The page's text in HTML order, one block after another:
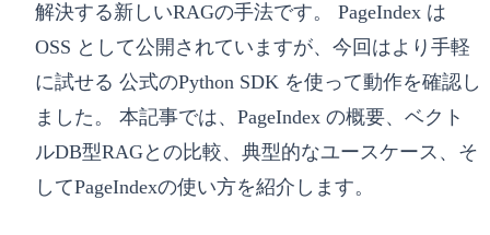
解決する新しいRAGの手法です。 PageIndex は
OSS として公開されていますが、今回はより手軽
に試せる 公式のPython SDK を使って動作を確認し
ました。 本記事では、PageIndex の概要、ベクト
ルDB型RAGとの比較、典型的なユースケース、そ
してPageIndexの使い方を紹介します。